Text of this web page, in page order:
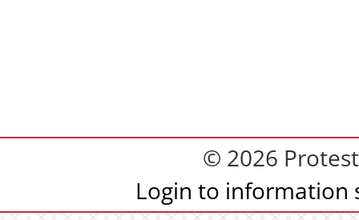
© 2026
Login to information